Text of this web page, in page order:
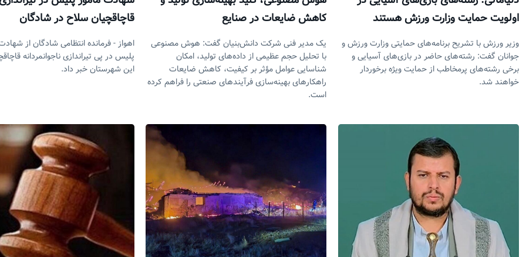
اولویت حمایت وزارت ورزش هستند
وزیر ورزش با تشریح برنامه‌های حمایتی وزارت ورزش و
جوانان گفت: رشته‌های حاضر در بازی‌های آسیایی و
برخی رشته‌های پرمخاطب از حمایت ویژه برخوردار
خواهند شد.
کاهش ضایعات در صنایع
یک مدیر فنی شرکت دانش‌بنیان گفت: هوش مصنوعی
با تحلیل حجم عظیمی از داده‌های تولید، امکان
شناسایی عوامل مؤثر بر کیفیت، کاهش ضایعات
راهکار‌های بهینه‌سازی فرآیند‌های صنعتی را فراهم کرده
است.
قاچاقچیان سلاح در شادگان
اهواز - فرمانده انتظامی شادگان از
پلیس در پی تیراندازی ناجوانمردانه
این شهرستان خبر داد.